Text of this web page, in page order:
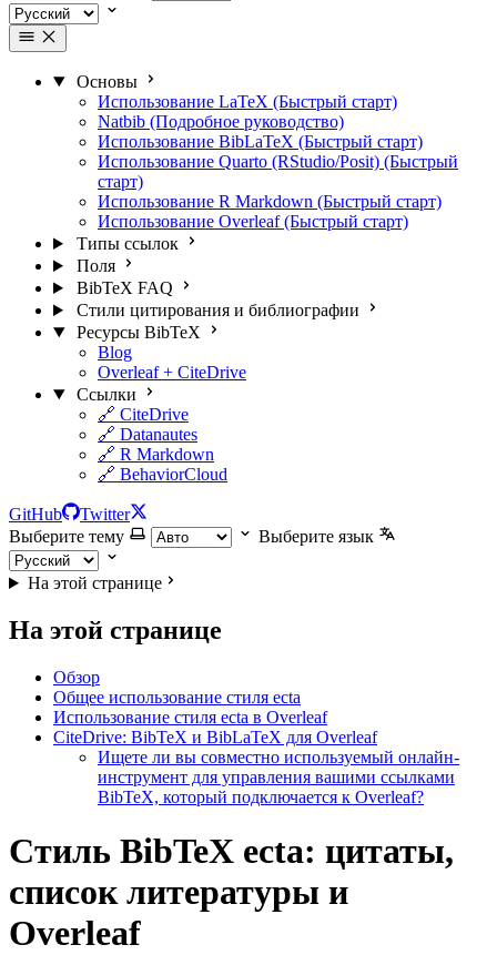
Основы
Использование LaTeX (Быстрый старт)
Natbib (Подробное руководство)
Использование BibLaTeX (Быстрый старт)
Использование Quarto (RStudio/Posit) (Быстрый
старт)
Использование R Markdown (Быстрый старт)
Использование Overleaf (Быстрый старт)
Типы ссылок
Поля
BibTeX FAQ
Стили цитирования и библиографии
Ресурсы BibTeX
Blog
Overleaf + CiteDrive
Ссылки
🔗 CiteDrive
🔗 Datanautes
🔗 R Markdown
🔗 BehaviorCloud
GitHub
Twitter
Выберите тему
Выберите язык
На этой странице
На этой странице
Обзор
Общее использование стиля ecta
Использование стиля ecta в Overleaf
CiteDrive: BibTeX и BibLaTeX для Overleaf
Ищете ли вы совместно используемый онлайн-
инструмент для управления вашими ссылками
BibTeX, который подключается к Overleaf?
Стиль BibTeX ecta: цитаты,
список литературы и
Overleaf